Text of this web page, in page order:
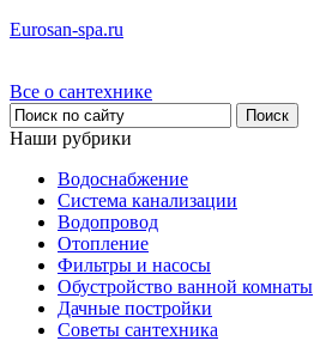
Eurosan-spa.ru
Все о сантехнике
Наши рубрики
Водоснабжение
Система канализации
Водопровод
Отопление
Фильтры и насосы
Обустройство ванной комнаты
Дачные постройки
Советы сантехника